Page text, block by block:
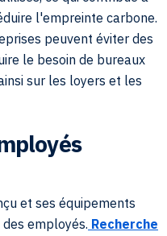
l'empreinte carbone.
peuvent éviter des
le besoin de bureaux
sur les loyers et les
et ses équipements
employés. Recherche